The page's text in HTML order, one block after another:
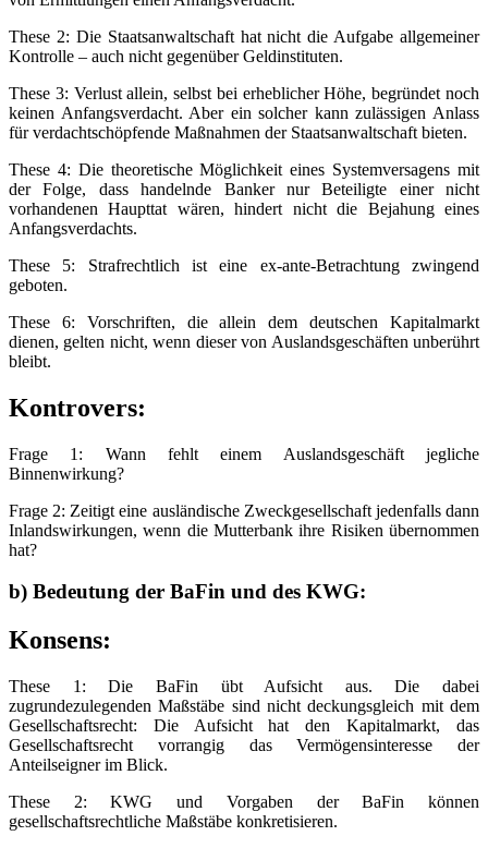
These 2: Die Staatsanwaltschaft hat nicht die Aufgabe allgemeiner
Kontrolle – auch nicht gegenüber Geldinstituten.
These 3: Verlust allein, selbst bei erheblicher Höhe, begründet noch
keinen Anfangsverdacht. Aber ein solcher kann zulässigen Anlass
für verdachtschöpfende Maßnahmen der Staatsanwaltschaft bieten.
These 4: Die theoretische Möglichkeit eines Systemversagens mit
der Folge, dass handelnde Banker nur Beteiligte einer nicht
vorhandenen Haupttat wären, hindert nicht die Bejahung eines
Anfangsverdachts.
These 5: Strafrechtlich ist eine ex-ante-Betrachtung zwingend
geboten.
These 6: Vorschriften, die allein dem deutschen Kapitalmarkt
dienen, gelten nicht, wenn dieser von Auslandsgeschäften unberührt
bleibt.
Kontrovers:
Frage 1: Wann fehlt einem Auslandsgeschäft jegliche
Binnenwirkung?
Frage 2: Zeitigt eine ausländische Zweckgesellschaft jedenfalls dann
Inlandswirkungen, wenn die Mutterbank ihre Risiken übernommen
hat?
b) Bedeutung der BaFin und des KWG:
Konsens:
These 1: Die BaFin übt Aufsicht aus. Die dabei
zugrundezulegenden Maßstäbe sind nicht deckungsgleich mit dem
Gesellschaftsrecht: Die Aufsicht hat den Kapitalmarkt, das
Gesellschaftsrecht vorrangig das Vermögensinteresse der
Anteilseigner im Blick.
These 2: KWG und Vorgaben der BaFin können
gesellschaftsrechtliche Maßstäbe konkretisieren.